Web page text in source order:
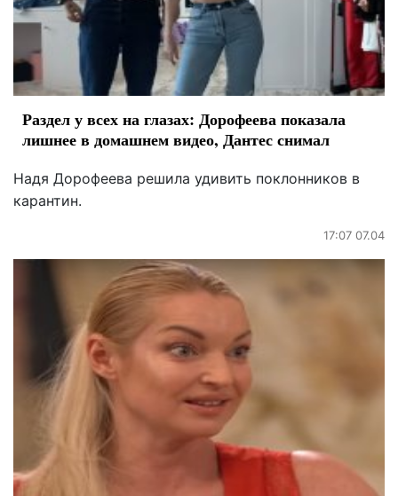
Раздел у всех на глазах: Дорофеева показала
лишнее в домашнем видео, Дантес снимал
Надя Дорофеева решила удивить поклонников в
карантин.
17:07 07.04